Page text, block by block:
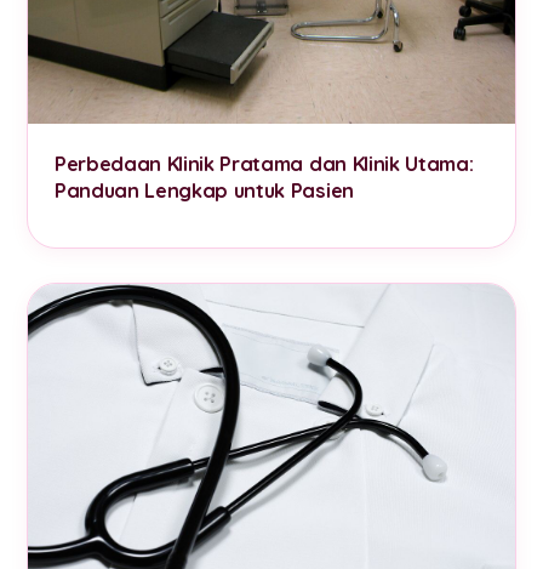
Perbedaan Klinik Pratama dan Klinik Utama:
Panduan Lengkap untuk Pasien